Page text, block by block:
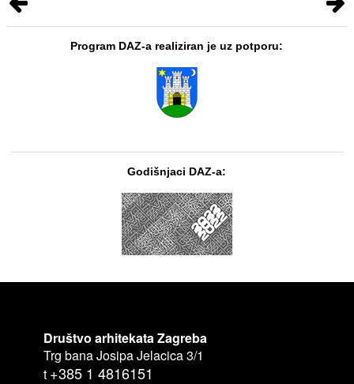
Program DAZ-a realiziran je uz potporu:
Godišnjaci DAZ-a:
Društvo arhitekata Zagreba
Trg bana Josipa Jelacica 3/1
t +385 1 4816151